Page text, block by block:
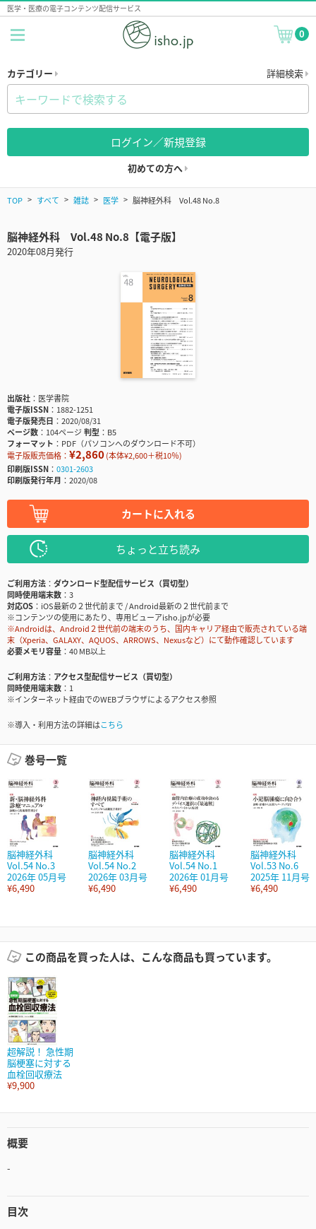
医学・医療の電子コンテンツ配信サービス
0
カテゴリー 詳細検索
ログイン／新規登録
初めての方へ
TOP すべて 雑誌 医学 脳神経外科 Vol.48 No.8
脳神経外科 Vol.48 No.8【電子版】
2020年08月発行
出版社
医学書院
電子版ISSN
1882-1251
電子版発売日
2020/08/31
ページ数
104ページ判型
B5
フォーマット
PDF（パソコンへのダウンロード不可）
電子版販売価格： ¥2,860(本体¥2,600＋税10％)
印刷版ISSN
0301-2603
印刷版発行年月
2020/08
カートに入れる
ちょっと立ち読み
ご利用方法
ダウンロード型配信サービス（買切型）
同時使用端末数
3
対応OS
iOS最新の２世代前まで / Android最新の２世代前まで
※コンテンツの使用にあたり、専用ビューアisho.jpが必要
※Androidは、Android２世代前の端末のうち、国内キャリア経由で販売されている端
末（Xperia、GALAXY、AQUOS、ARROWS、Nexusなど）にて動作確認しています
必要メモリ容量
40 MB以上
ご利用方法
アクセス型配信サービス（買切型）
同時使用端末数
1
※インターネット経由でのWEBブラウザによるアクセス参照
※導入・利用方法の詳細はこちら
巻号一覧
脳神経外科
Vol.54 No.3
2026年 05月号
¥6,490
脳神経外科
Vol.54 No.2
2026年 03月号
¥6,490
脳神経外科
Vol.54 No.1
2026年 01月号
¥6,490
脳神経外科
Vol.53 No.6
2025年 11月号
¥6,490
この商品を買った人は、こんな商品も買っています。
超解説！ 急性期
脳梗塞に対する
血栓回収療法
¥9,900
概要
-
目次